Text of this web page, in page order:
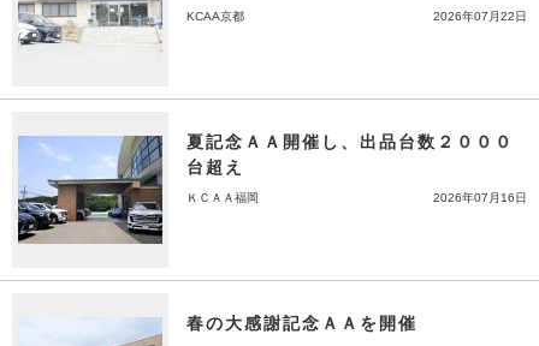
KCAA京都 2026年07月22日
夏記念ＡＡ開催し、出品台数２０００
台超え
ＫＣＡＡ福岡 2026年07月16日
春の大感謝記念ＡＡを開催